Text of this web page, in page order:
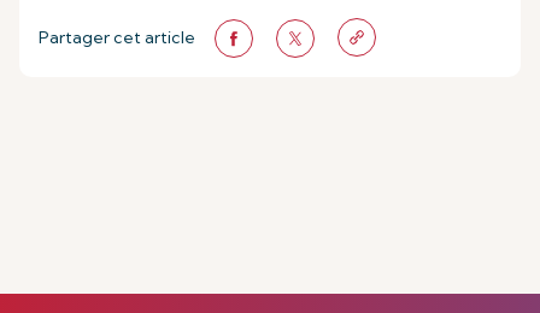
Partager cet article